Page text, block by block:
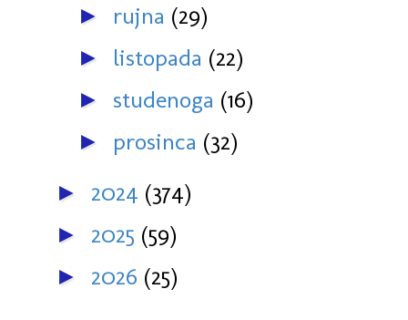
► rujna (29)
► listopada (22)
► studenoga (16)
► prosinca (32)
► 2024 (374)
► 2025 (59)
► 2026 (25)